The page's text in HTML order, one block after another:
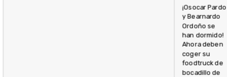
¡Osocar Pardo
y Bearnardo
Ordoño se
han dormido!
Ahora deben
coger su
foodtruck de
bocadillo de